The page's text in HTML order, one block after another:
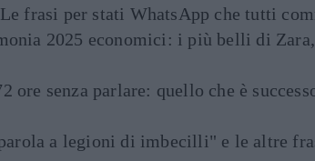
frasi per stati WhatsApp che tutti
2025 economici: i più belli di
ore senza parlare: quello che è
a legioni di imbecilli" e le altre